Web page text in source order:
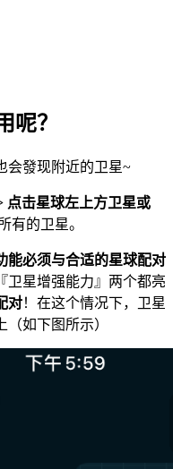
呢？
会發现附近的卫星~
点击星球左上方卫星或
有的卫星。
能必须与合适的星球配对
卫星增强能力』两个都亮
对！在这个情况下，卫星
如下图所示）